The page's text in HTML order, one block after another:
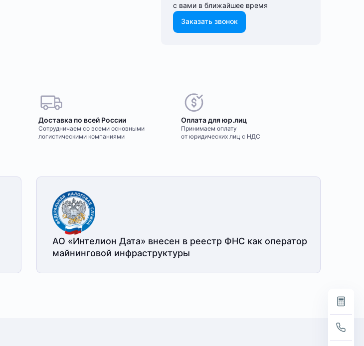
с вами в ближайшее время
Заказать звонок
Доставка по всей России
Сотрудничаем со всеми основными
логистическими компаниями
Оплата для юр.лиц
Принимаем оплату
от юридических лиц с НДС
АО «Интелион Дата» внесен в реестр ФНС как оператор
майнинговой инфраструктуры